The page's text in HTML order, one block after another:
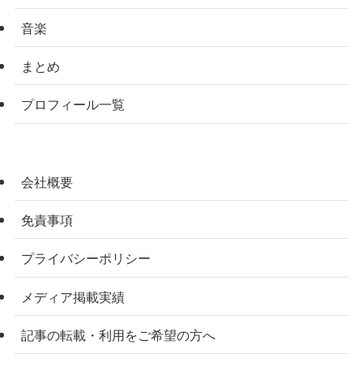
音楽
まとめ
プロフィール一覧
会社概要
免責事項
プライバシーポリシー
メディア掲載実績
記事の転載・利用をご希望の方へ